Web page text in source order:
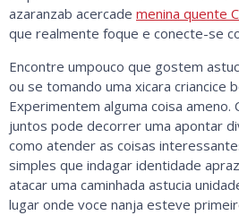
azaranzab acercade menina quente
que realmente foque e conecte-se
Encontre umpouco que gostem
ou se tomando uma xicara criancice
Experimentem alguma coisa ameno.
juntos pode decorrer uma apontar
como atender as coisas
simples que indagar identidade
atacar uma caminhada astucia
lugar onde voce nanja esteve